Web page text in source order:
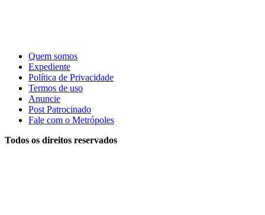
Quem somos
Expediente
Política de Privacidade
Termos de uso
Anuncie
Post Patrocinado
Fale com o Metrópoles
Todos os direitos reservados